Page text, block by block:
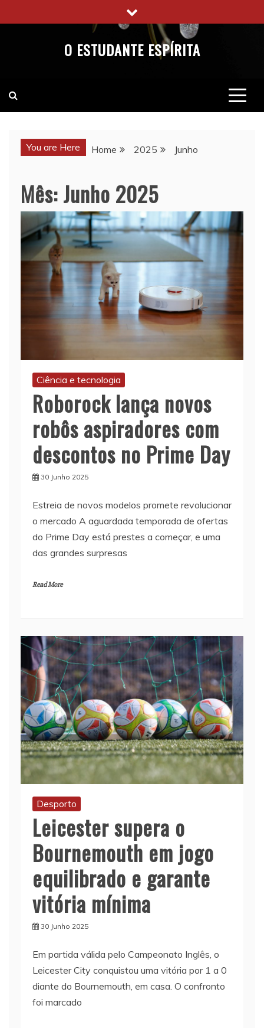
to
O ESTUDANTE ESPÍRITA
You are Here Home 2025 Junho
Mês:Junho 2025
Ciência e tecnologia
Roborock lança novos
robôs aspiradores com
descontos no Prime Day
30 Junho 2025
Estreia de novos modelos promete revolucionar
o mercado A aguardada temporada de ofertas
do Prime Day está prestes a começar, e uma
das grandes surpresas
Read More
Desporto
Leicester supera o
Bournemouth em jogo
equilibrado e garante
vitória mínima
30 Junho 2025
Em partida válida pelo Campeonato Inglês, o
Leicester City conquistou uma vitória por 1 a 0
diante do Bournemouth, em casa. O confronto
foi marcado